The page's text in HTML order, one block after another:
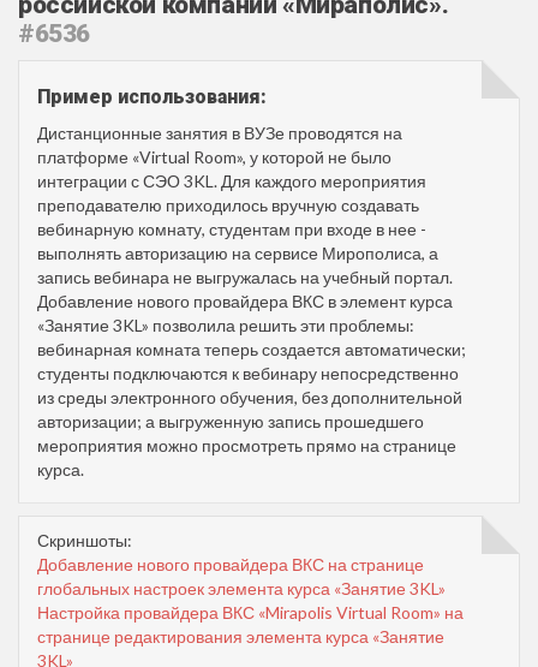
#6536
Пример использования:
Дистанционные занятия в ВУЗе проводятся на
платформе «Virtual Room», у которой не было
интеграции с СЭО 3KL. Для каждого мероприятия
преподавателю приходилось вручную создавать
вебинарную комнату, студентам при входе в нее -
выполнять авторизацию на сервисе Мирополиса, а
запись вебинара не выгружалась на учебный портал.
Добавление нового провайдера ВКС в элемент курса
«Занятие 3KL» позволила решить эти проблемы:
вебинарная комната теперь создается автоматически;
студенты подключаются к вебинару непосредственно
из среды электронного обучения, без дополнительной
авторизации; а выгруженную запись прошедшего
мероприятия можно просмотреть прямо на странице
курса.
Скриншоты:
Добавление нового провайдера ВКС на странице
глобальных настроек элемента курса «Занятие 3KL»
Настройка провайдера ВКС «Mirapolis Virtual Room» на
странице редактирования элемента курса «Занятие
3KL»